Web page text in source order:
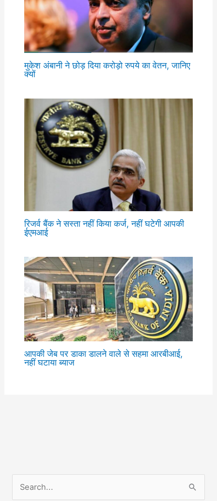
मुकेश अंबानी ने छोड़ दिया करोड़ो रुपये का वेतन, जानिए
क्यों
रिजर्व बैंक ने सस्ता नहीं किया कर्ज, नहीं घटेगी आपकी
ईएमआई
आपकी जेब पर डाका डालने वाले से सहमा आरबीआई,
नहीं घटाया ब्याज